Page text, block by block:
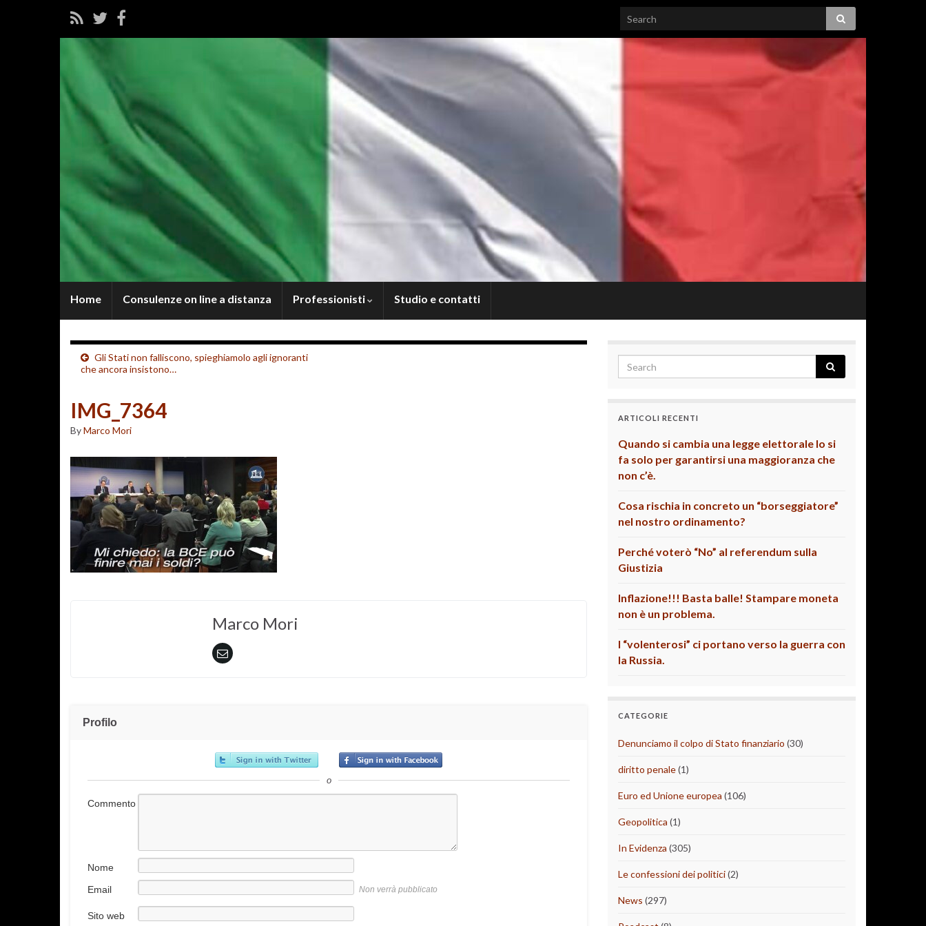
Home Consulenze on line a distanza Professionisti Studio e contatti
Gli Stati non falliscono, spieghiamolo agli ignoranti
che ancora insistono…
IMG_7364
ByMarco Mori
Marco Mori
Profilo
o
Commento
Nome
Email
Non verrà pubblicato
Sito web
ARTICOLI RECENTI
Quando si cambia una legge elettorale lo si
fa solo per garantirsi una maggioranza che
non c’è.
Cosa rischia in concreto un “borseggiatore”
nel nostro ordinamento?
Perché voterò “No” al referendum sulla
Giustizia
Inflazione!!! Basta balle! Stampare moneta
non è un problema.
I “volenterosi” ci portano verso la guerra con
la Russia.
CATEGORIE
Denunciamo il colpo di Stato finanziario (30)
diritto penale(1)
Euro ed Unione europea (106)
Geopolitica (1)
In Evidenza (305)
Le confessioni dei politici(2)
News (297)